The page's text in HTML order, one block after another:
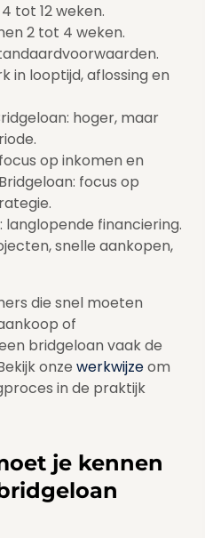
tot 12 weken.
2 tot 4 weken.
in looptijd, aflossing en
hoger, maar
op inkomen en
focus op
langlopende financiering.
snelle aankopen,
die snel moeten
of
bridgeloan vaak de
onze werkwijzeom
in de praktijk
je kennen